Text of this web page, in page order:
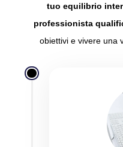
tuo equilibrio
professionista
obiettivi e vivere una